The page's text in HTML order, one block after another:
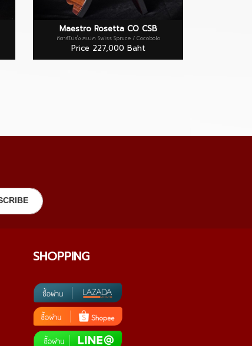
Maestro Rosetta CO CSB
กีตาร์โปร่ง สเปค Swiss Spruce / Cocobolo
Price 227,000 Baht
SHOPPING